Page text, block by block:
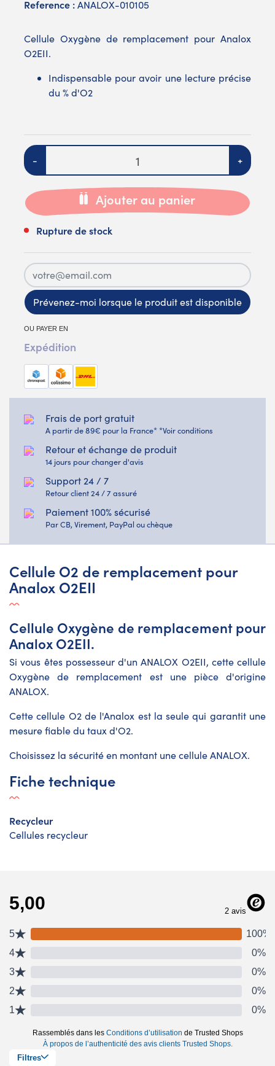
Reference :ANALOX-010105
Cellule Oxygène de remplacement pour Analox
O2EII.
Indispensable pour avoir une lecture précise
du % d'O2
Quantité
- +
Ajouter au panier
Rupture de stock
Prévenez-moi lorsque le produit est disponible
OU PAYER EN
Expédition
Frais de port gratuit
A partir de 89€ pour la France* *Voir conditions
Retour et échange de produit
14 jours pour changer d'avis
Support 24 / 7
Retour client 24 / 7 assuré
Paiement 100% sécurisé
Par CB, Virement, PayPal ou chèque
Cellule O2 de remplacement pour
Analox O2EII
Cellule Oxygène de remplacement pour
Analox O2EII.
Si vous êtes possesseur d'un ANALOX O2EII, cette cellule
Oxygène de remplacement est une pièce d'origine
ANALOX.
Cette cellule O2 de l'Analox est la seule qui garantit une
mesure fiable du taux d'O2.
Choisissez la sécurité en montant une cellule ANALOX.
Fiche technique
Recycleur
Cellules recycleur